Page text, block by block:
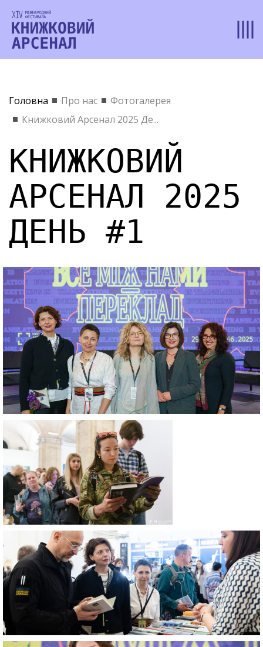
Головна Про нас
Фотогалерея
Книжковий Арсенал 2025 Де...
КНИЖКОВИЙ
АРСЕНАЛ 2025
ДЕНЬ #1